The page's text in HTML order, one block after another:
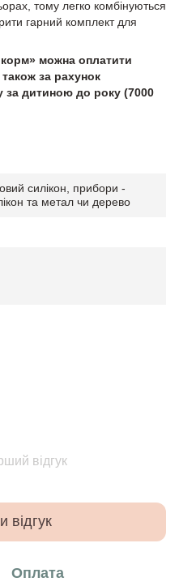
тому легко комбінуються
гарний комплект для
можна оплатити
за рахунок
за дитиною до року (7000
силікон, прибори -
та метал чи дерево
відгук
відгук
Оплата